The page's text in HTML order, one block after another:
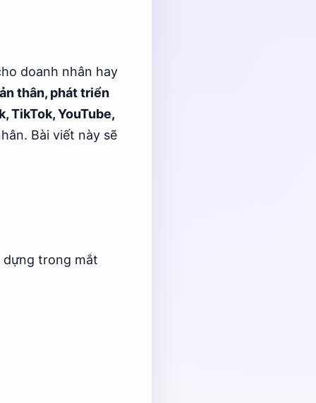
doanh nhân hay
thân, phát triển
TikTok, YouTube,
Bài viết này sẽ
trong mắt